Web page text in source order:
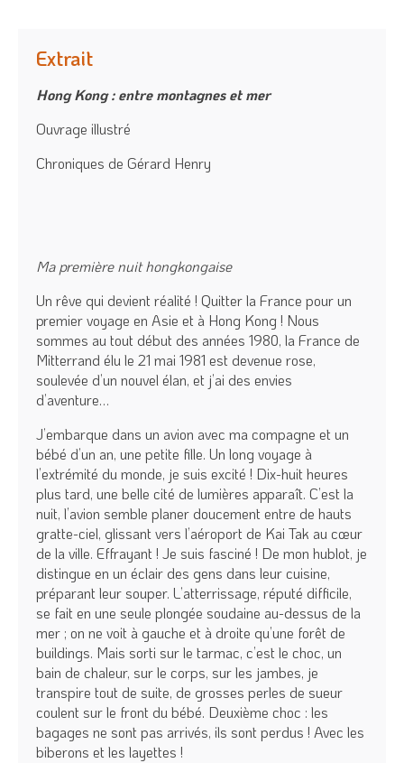
Extrait
Hong Kong : entre montagnes et mer
Ouvrage illustré
Chroniques de Gérard Henry
Ma première nuit hongkongaise
Un rêve qui devient réalité ! Quitter la France pour un
premier voyage en Asie et à Hong Kong ! Nous
sommes au tout début des années 1980, la France de
Mitterrand élu le 21 mai 1981 est devenue rose,
soulevée d’un nouvel élan, et j’ai des envies
d’aventure…
J’embarque dans un avion avec ma compagne et un
bébé d’un an, une petite fille. Un long voyage à
l’extrémité du monde, je suis excité ! Dix-huit heures
plus tard, une belle cité de lumières apparaît. C’est la
nuit, l’avion semble planer doucement entre de hauts
gratte-ciel, glissant vers l’aéroport de Kai Tak au cœur
de la ville. Effrayant ! Je suis fasciné ! De mon hublot, je
distingue en un éclair des gens dans leur cuisine,
préparant leur souper. L’atterrissage, réputé difficile,
se fait en une seule plongée soudaine au-dessus de la
mer ; on ne voit à gauche et à droite qu’une forêt de
buildings. Mais sorti sur le tarmac, c’est le choc, un
bain de chaleur, sur le corps, sur les jambes, je
transpire tout de suite, de grosses perles de sueur
coulent sur le front du bébé. Deuxième choc : les
bagages ne sont pas arrivés, ils sont perdus ! Avec les
biberons et les layettes !